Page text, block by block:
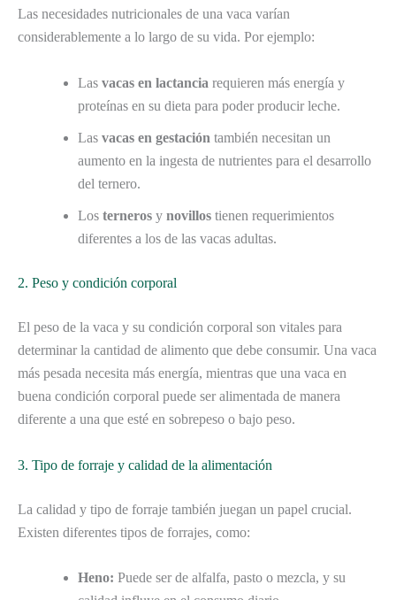
Las necesidades nutricionales de una vaca varían
considerablemente a lo largo de su vida. Por ejemplo:
Las vacas en lactancia requieren más energía y
proteínas en su dieta para poder producir leche.
Las vacas en gestación también necesitan un
aumento en la ingesta de nutrientes para el desarrollo
del ternero.
Los terneros y novillos tienen requerimientos
diferentes a los de las vacas adultas.
2. Peso y condición corporal
El peso de la vaca y su condición corporal son vitales para
determinar la cantidad de alimento que debe consumir. Una vaca
más pesada necesita más energía, mientras que una vaca en
buena condición corporal puede ser alimentada de manera
diferente a una que esté en sobrepeso o bajo peso.
3. Tipo de forraje y calidad de la alimentación
La calidad y tipo de forraje también juegan un papel crucial.
Existen diferentes tipos de forrajes, como:
Heno: Puede ser de alfalfa, pasto o mezcla, y su